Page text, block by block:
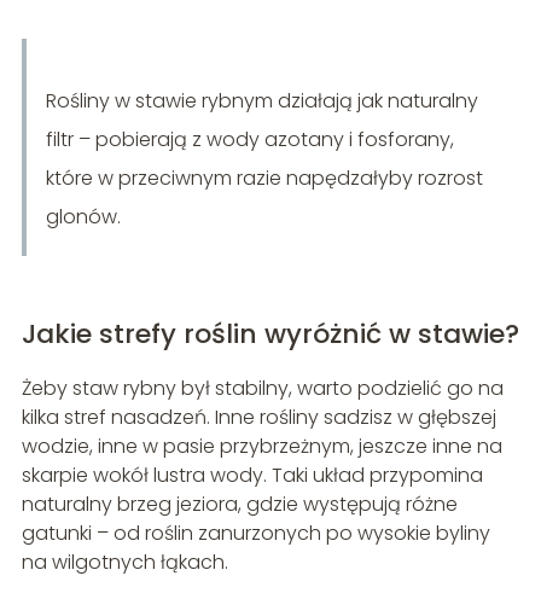
Rośliny w stawie rybnym działają jak naturalny
filtr – pobierają z wody azotany i fosforany,
które w przeciwnym razie napędzałyby rozrost
glonów.
Jakie strefy roślin wyróżnić w stawie?
Żeby staw rybny był stabilny, warto podzielić go na
kilka stref nasadzeń. Inne rośliny sadzisz w głębszej
wodzie, inne w pasie przybrzeżnym, jeszcze inne na
skarpie wokół lustra wody. Taki układ przypomina
naturalny brzeg jeziora, gdzie występują różne
gatunki – od roślin zanurzonych po wysokie byliny
na wilgotnych łąkach.